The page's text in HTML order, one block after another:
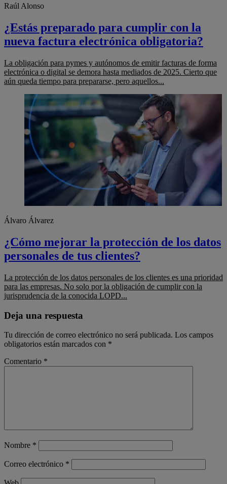
Raúl Alonso
¿Estás preparado para cumplir con la
nueva factura electrónica obligatoria?
La obligación para pymes y autónomos de emitir facturas de forma
electrónica o digital se demora hasta mediados de 2025. Cierto que
aún queda tiempo para prepararse, pero aquellos...
Álvaro Álvarez
¿Cómo mejorar la protección de los datos
personales de tus clientes?
La protección de los datos personales de los clientes es una prioridad
para las empresas. No solo por la obligación de cumplir con la
jurisprudencia de la conocida LOPD...
Deja una respuesta
Tu dirección de correo electrónico no será publicada. Los campos
obligatorios están marcados con *
Comentario *
Nombre *
Correo electrónico *